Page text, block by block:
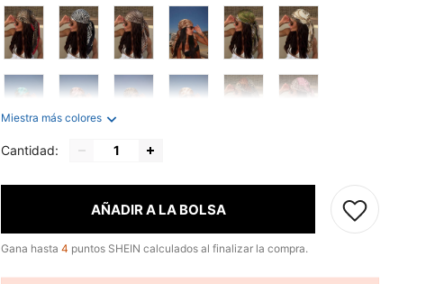
Miestra más colores
Cantidad:
AÑADIR A LA BOLSA
Gana hasta 4 puntos SHEIN calculados al finalizar la compra.